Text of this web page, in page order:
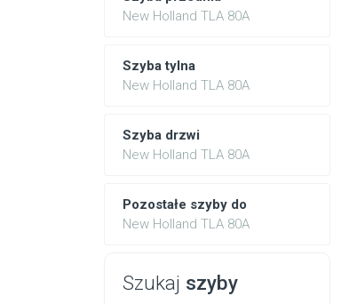
New Holland TLA 80A
Szyba tylna
New Holland TLA 80A
Szyba drzwi
New Holland TLA 80A
Pozostałe szyby do
New Holland TLA 80A
Szukaj szyby